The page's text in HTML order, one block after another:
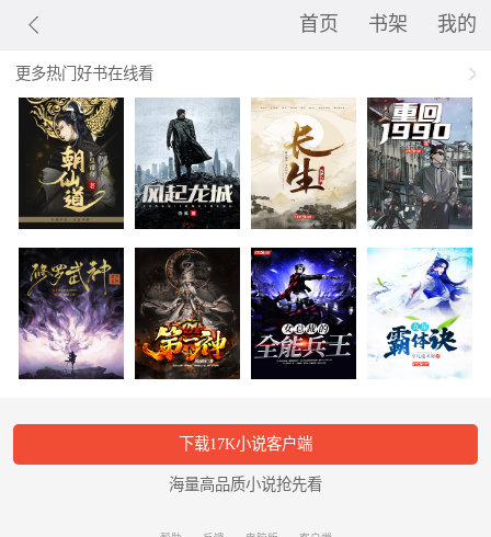
首页 书架 我的
更多热门好书在线看
下载17K小说客户端
海量高品质小说抢先看